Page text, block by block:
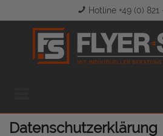
Hotline +49 (0) 821
Datenschutzerklärung